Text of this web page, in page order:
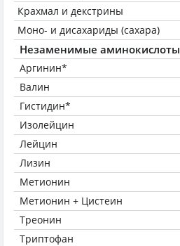
Крахмал и декстрины
Моно- и дисахариды (сахара)
Незаменимые аминокислоты
Аргинин*
Валин
Гистидин*
Изолейцин
Лейцин
Лизин
Метионин
Метионин + Цистеин
Треонин
Триптофан